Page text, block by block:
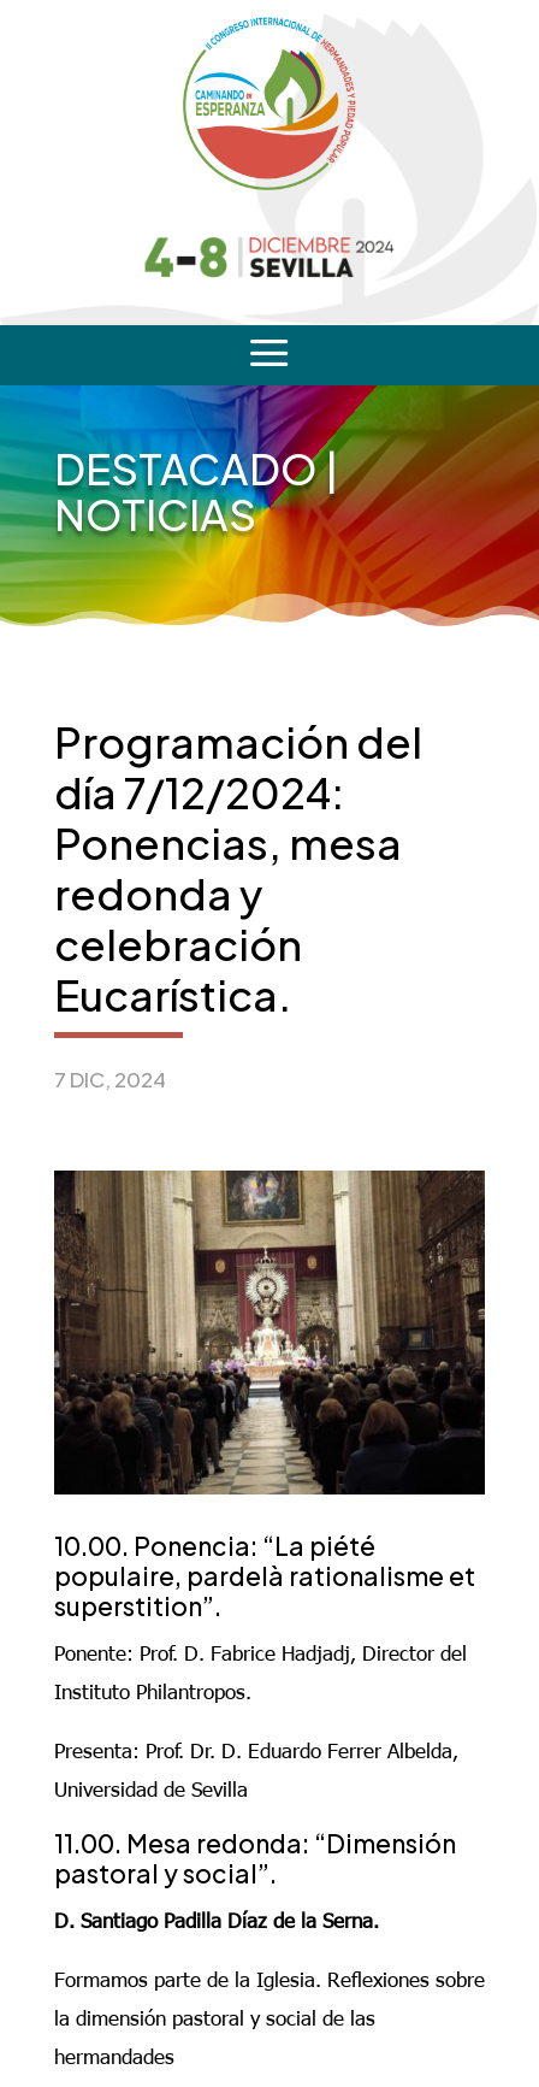
a
DESTACADO|
NOTICIAS
Programación del
día 7/12/2024:
Ponencias, mesa
redonda y
celebración
Eucarística.
7 DIC, 2024
10.00. Ponencia: “La piété
populaire, pardelà rationalisme et
superstition”.
Ponente: Prof. D. Fabrice Hadjadj, Director del
Instituto Philantropos.
Presenta: Prof. Dr. D. Eduardo Ferrer Albelda,
Universidad de Sevilla
11.00. Mesa redonda: “Dimensión
pastoral y social”.
D. Santiago Padilla Díaz de la Serna.
Formamos parte de la Iglesia. Reflexiones sobre
la dimensión pastoral y social de las
hermandades